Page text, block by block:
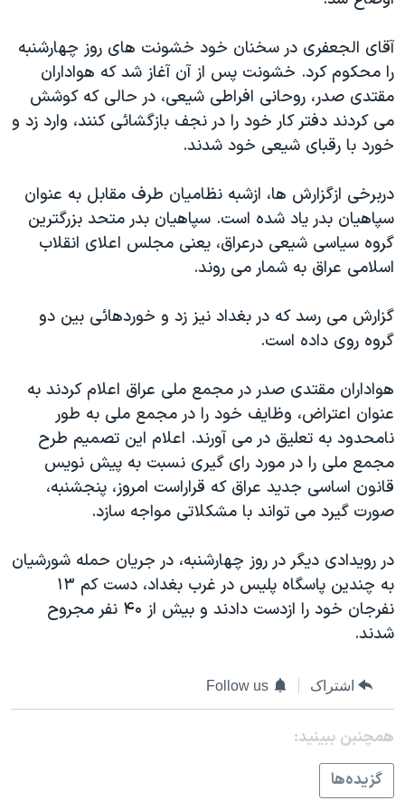
حقوق شهروندی
اقتصادی
علم و فناوری
اسرائیل در جنگ
آرشیو پخش زنده
انتخابات ریاست جمهوری آمریکا ۲۰۲۴
حمله جمهوری اسلامی به اسرائیل
رمز مهسا
ورزش زنان در ایران
مجموعه مستندهای دادخواهی
تریبونال مردمی آبان ۹۸
دادگاه حمید نوری
چهل سال گروگان‌گیری
قانون شفافیت دارائی کادر رهبری ایران
اسرائیل در جنگ
نرگس محمدی برنده جایزه نوبل صلح
همایش محافظه‌کاران آمریکا «سی‌پک»
صفحه‌های ویژه
دنبال کنید
زبانهای مختلف
آقای الجعفری در سخنان خود خشونت های روز چهارشنبه
را محکوم کرد. خشونت پس از آن آغاز شد که هواداران
مقتدی صدر، روحانی افراطی شيعی، در حالی که کوشش
می کردند دفتر کار خود را در نجف بازگشائی کنند، وارد زد و
خورد با رقبای شيعی خود شدند.
دربرخی ازگزارش ها، ازشبه نظاميان طرف مقابل به عنوان
سپاهيان بدر ياد شده است. سپاهيان بدر متحد بزرگترين
گروه سياسی شيعی درعراق، يعنی مجلس اعلای انقلاب
اسلامی عراق به شمار می روند.
گزارش می رسد که در بغداد نيز زد و خوردهائی بين دو
گروه روی داده است.
هواداران مقتدی صدر در مجمع ملی عراق اعلام کردند به
عنوان اعتراض، وظايف خود را در مجمع ملی به طور
نامحدود به تعليق در می آورند. اعلام اين تصميم طرح
مجمع ملی را در مورد رای گيری نسبت به پيش نويس
قانون اساسی جديد عراق که قراراست امروز، پنجشنبه،
صورت گيرد می تواند با مشکلاتی مواجه سازد.
در رويدادی ديگر در روز چهارشنبه، در جريان حمله شورشيان
به چندين پاسگاه پليس در غرب بغداد، دست کم ۱۳
نفرجان خود را ازدست دادند و بيش از ۴۰ نفر مجروح
شدند.
اشتراک Follow us
همچنبن ببینید:
گزيده‌ها